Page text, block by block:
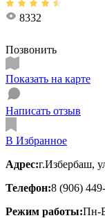
8332
Позвонить
Показать на карте
Написать отзыв
В Избранное
Адрес:г.Избербаш,
Телефон:8 (906)
Режим работы:Пн-